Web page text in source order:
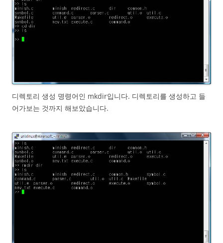
디렉토리 생성 명령어인 mkdir입니다. 디렉토리를 생성하고 들
어가보는 것까지 해보았습니다.